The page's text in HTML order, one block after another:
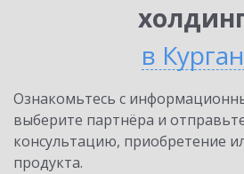
в
Ознакомьтесь с
выберите партнёра и
консультацию, приобретение
продукта.